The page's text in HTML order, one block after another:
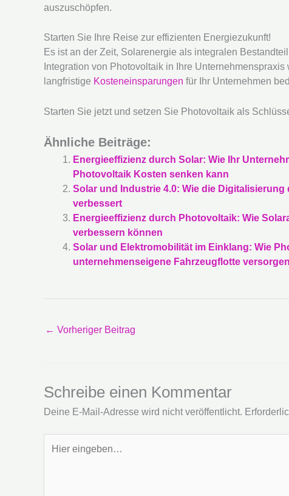
auszuschöpfen.
Starten Sie Ihre Reise zur effizienten Energiezukunft!
Es ist an der Zeit, Solarenergie als integralen
Integration von Photovoltaik in Ihre
langfristige Kosteneinsparungen für Ihr Unternehmen
Starten Sie jetzt und setzen Sie Photovoltaik als
Ähnliche Beiträge:
Energieeffizienz durch Solar: Wie Ihr
Photovoltaik Kosten senken kann
Solar und Industrie 4.0: Wie die
verbessert
Energieeffizienz durch Photovoltaik: Wie
verbessern können
Solar und Elektromobilität im Einklang: Wie
unternehmenseigene Fahrzeugflotte
← Vorheriger Beitrag
Schreibe einen Kommentar
Deine E-Mail-Adresse wird nicht veröffentlicht.
eingeben…